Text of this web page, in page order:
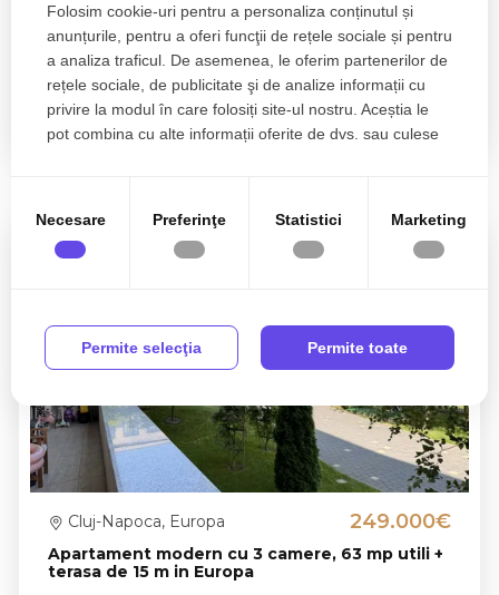
Apartament modern cu 3 camere, 63 mp utili +
terasa de 15 m in Europa
Cluj-Napoca, Europa 249.000€
Folosim cookie-uri pentru a personaliza conținutul și
anunțurile, pentru a oferi funcţii de rețele sociale și pentru
a analiza traficul. De asemenea, le oferim partenerilor de
rețele sociale, de publicitate şi de analize informații cu
privire la modul în care folosiți site-ul nostru. Aceștia le
pot combina cu alte informații oferite de dvs. sau culese
Necesare Preferinţe Statistici Marketing
Permite selecţia Permite toate